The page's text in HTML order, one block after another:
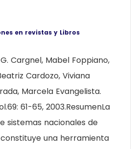
en revistas y Libros
Cargnel, Mabel Foppiano,
Cardozo, Viviana
Marcela Evangelista.
61-65, 2003.ResumenLa
sistemas nacionales de
una herramienta